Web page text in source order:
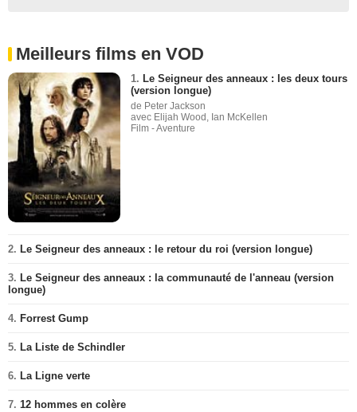
Meilleurs films en VOD
1. Le Seigneur des anneaux : les deux tours
(version longue)
de Peter Jackson
avec Elijah Wood, Ian McKellen
Film - Aventure
2. Le Seigneur des anneaux : le retour du roi (version longue)
3. Le Seigneur des anneaux : la communauté de l'anneau (version
longue)
4. Forrest Gump
5. La Liste de Schindler
6. La Ligne verte
7. 12 hommes en colère